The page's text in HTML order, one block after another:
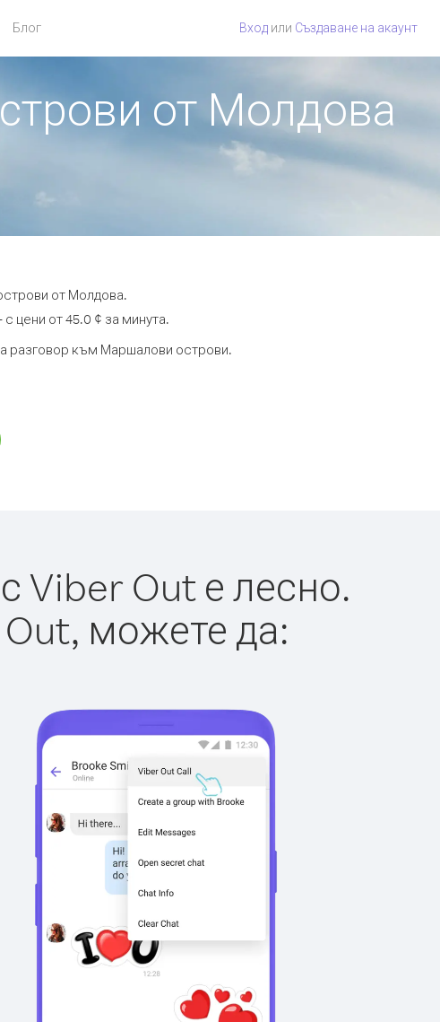
Блог Вход или Създаване на акаунт
от Молдова
от Молдова.
цени от 45.0 ¢ за минута.
разговор към Маршалови острови.
Viber Out е лесно.
можете да: